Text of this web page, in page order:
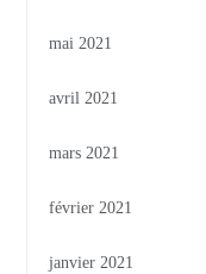
mai 2021
avril 2021
mars 2021
février 2021
janvier 2021